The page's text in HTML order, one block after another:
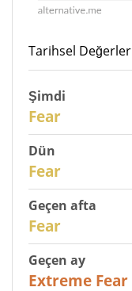
Tarihsel Değerler
Şimdi
Fear
Dün
Fear
Geçen afta
Fear
Geçen ay
Extreme Fear